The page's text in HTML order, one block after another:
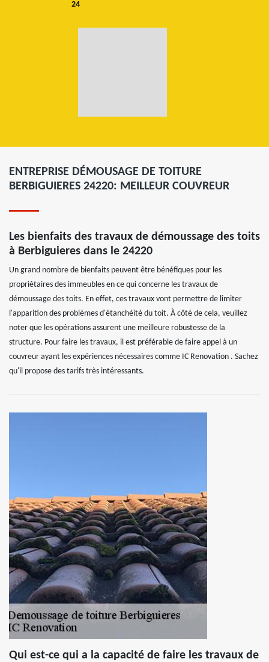
24
ENTREPRISE DÉMOUSAGE DE TOITURE
BERBIGUIERES 24220: MEILLEUR COUVREUR
Les bienfaits des travaux de démoussage des toits
à Berbiguieres dans le 24220
Un grand nombre de bienfaits peuvent être bénéfiques pour les
propriétaires des immeubles en ce qui concerne les travaux de
démoussage des toits. En effet, ces travaux vont permettre de limiter
l'apparition des problèmes d'étanchéité du toit. À côté de cela, veuillez
noter que les opérations assurent une meilleure robustesse de la
structure. Pour faire les travaux, il est préférable de faire appel à un
couvreur ayant les expériences nécessaires comme IC Renovation . Sachez
qu'il propose des tarifs très intéressants.
Qui est-ce qui a la capacité de faire les travaux de